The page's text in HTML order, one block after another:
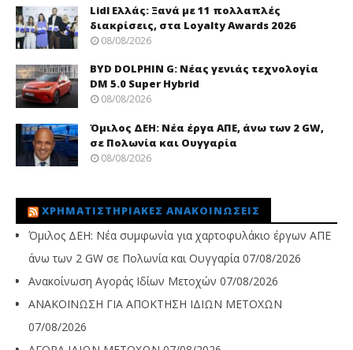
Lidl Ελλάς: Ξανά με 11 πολλαπλές
διακρίσεις, στα Loyalty Awards 2026
08/08/2026
BYD DOLPHIN G: Νέας γενιάς τεχνολογία
DM 5.0 Super Hybrid
08/08/2026
Όμιλος ΔΕΗ: Νέα έργα ΑΠΕ, άνω των 2 GW,
σε Πολωνία και Ουγγαρία
08/08/2026
ΧΡΗΜΑΤΙΣΤΗΡΙΑΚΈΣ ΑΝΑΚΟΙΝΏΣΕΙΣ
Όμιλος ΔΕΗ: Νέα συμφωνία για χαρτοφυλάκιο έργων ΑΠΕ
άνω των 2 GW σε Πολωνία και Ουγγαρία 07/08/2026
Ανακοίνωση Αγοράς Ιδίων Μετοχών 07/08/2026
ΑΝΑΚΟΙΝΩΣΗ ΓΙΑ ΑΠΟΚΤΗΣΗ ΙΔΙΩΝ ΜΕΤΟΧΩΝ
07/08/2026